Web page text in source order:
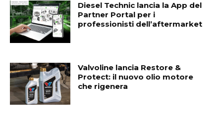
Diesel Technic lancia la App del
Partner Portal per i
professionisti dell’aftermarket
Valvoline lancia Restore &
Protect: il nuovo olio motore
che rigenera